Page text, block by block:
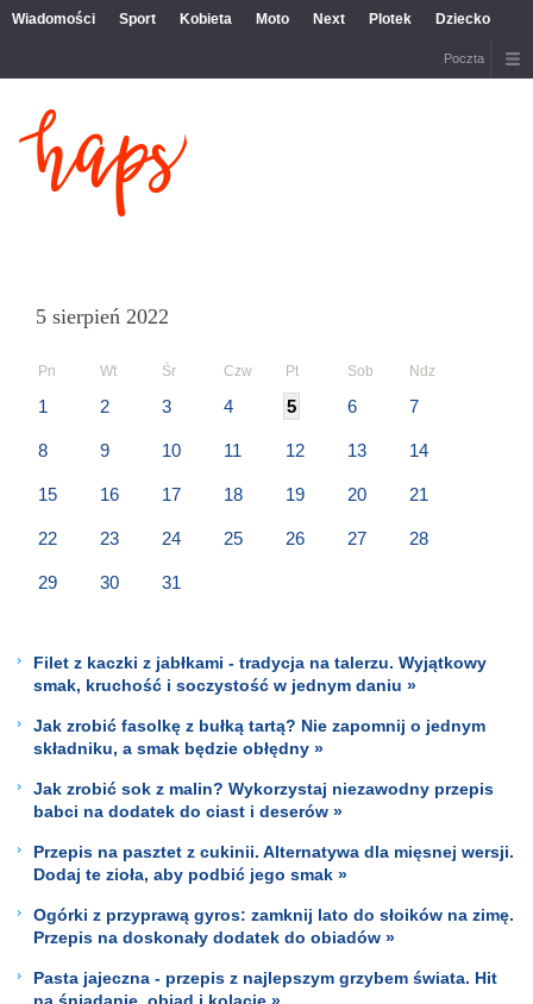
Wiadomości Sport Kobieta Moto Next Plotek Dziecko
Poczta
5 sierpień 2022
Pn Wt Śr Czw Pt Sob Ndz
1 2 3 4 5 6 7
8 9 10 11 12 13 14
15 16 17 18 19 20 21
22 23 24 25 26 27 28
29 30 31
Filet z kaczki z jabłkami - tradycja na talerzu. Wyjątkowy
smak, kruchość i soczystość w jednym daniu »
Jak zrobić fasolkę z bułką tartą? Nie zapomnij o jednym
składniku, a smak będzie obłędny »
Jak zrobić sok z malin? Wykorzystaj niezawodny przepis
babci na dodatek do ciast i deserów »
Przepis na pasztet z cukinii. Alternatywa dla mięsnej wersji.
Dodaj te zioła, aby podbić jego smak »
Ogórki z przyprawą gyros: zamknij lato do słoików na zimę.
Przepis na doskonały dodatek do obiadów »
Pasta jajeczna - przepis z najlepszym grzybem świata. Hit
na śniadanie, obiad i kolacje »